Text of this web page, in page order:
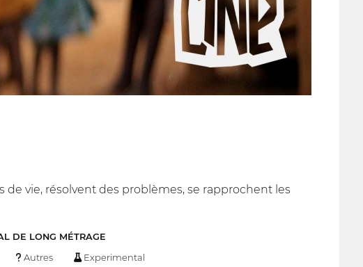
vie, résolvent des problèmes, se rapprochent les
DE LONG MÉTRAGE
Autres Experimental